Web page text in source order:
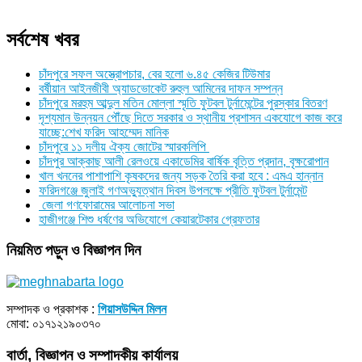
সর্বশেষ খবর
চাঁদপুরে সফল অস্ত্রোপচার, বের হলো ৬.৪৫ কেজির টিউমার
বর্ষীয়ান আইনজীবী অ্যাডভোকেট রুহুল আমিনের দাফন সম্পন্ন
চাঁদপুরে মরহুম আব্দুল মতিন মোল্লা স্মৃতি ফুটবল টুর্নামেন্টের পুরস্কার বিতরণ
দৃশ্যমান উন্নয়ন পৌঁছে দিতে সরকার ও স্থানীয় প্রশাসন একযোগে কাজ করে
যাচ্ছে:শেখ ফরিদ আহম্মেদ মানিক
চাঁদপুরে ১১ দলীয় ঐক্য জোটের স্মারকলিপি
চাঁদপুর আক্কাছ আলী রেলওয়ে একাডেমির বার্ষিক বৃত্তি প্রদান, বৃক্ষরোপান
খাল খননের পাশাপাশি কৃষকদের জন্য সড়ক তৈরি করা হবে : এমএ হান্নান
ফরিদগঞ্জে জুলাই গণঅভ্যুত্থান দিবস উপলক্ষে প্রীতি ফুটবল টুর্নামেন্ট
জেলা গণফোরামের আলোচনা সভা
হাজীগঞ্জে শিশু ধর্ষণের অভিযোগে কেয়ারটেকার গ্রেফতার
নিয়মিত পড়ুন ও বিজ্ঞাপন দিন
সম্পাদক ও প্রকাশক : গিয়াসউদ্দিন মিলন
মোবা: ০১৭১২১৯০৩৭০
বার্তা, বিজ্ঞাপন ও সম্পাদকীয় কার্যালয়